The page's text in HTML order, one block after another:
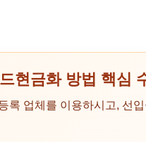
현금화 방법 핵심
록 업체를 이용하시고, 선